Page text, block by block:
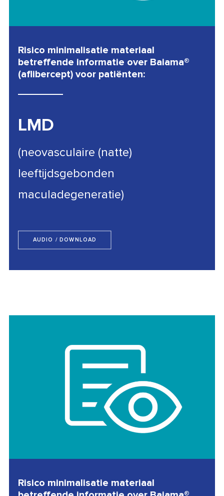
Risico minimalisatie materiaal
betreffende informatie over Baiama®
(aflibercept) voor patiënten:
LMD
(neovasculaire (natte)
leeftijdsgebonden
maculadegeneratie)
AUDIO / DOWNLOAD
Risico minimalisatie materiaal